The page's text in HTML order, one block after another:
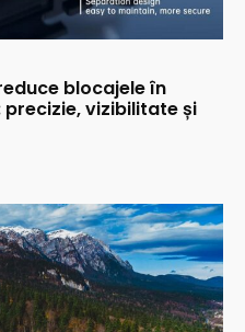
blocajele în
vizibilitate și